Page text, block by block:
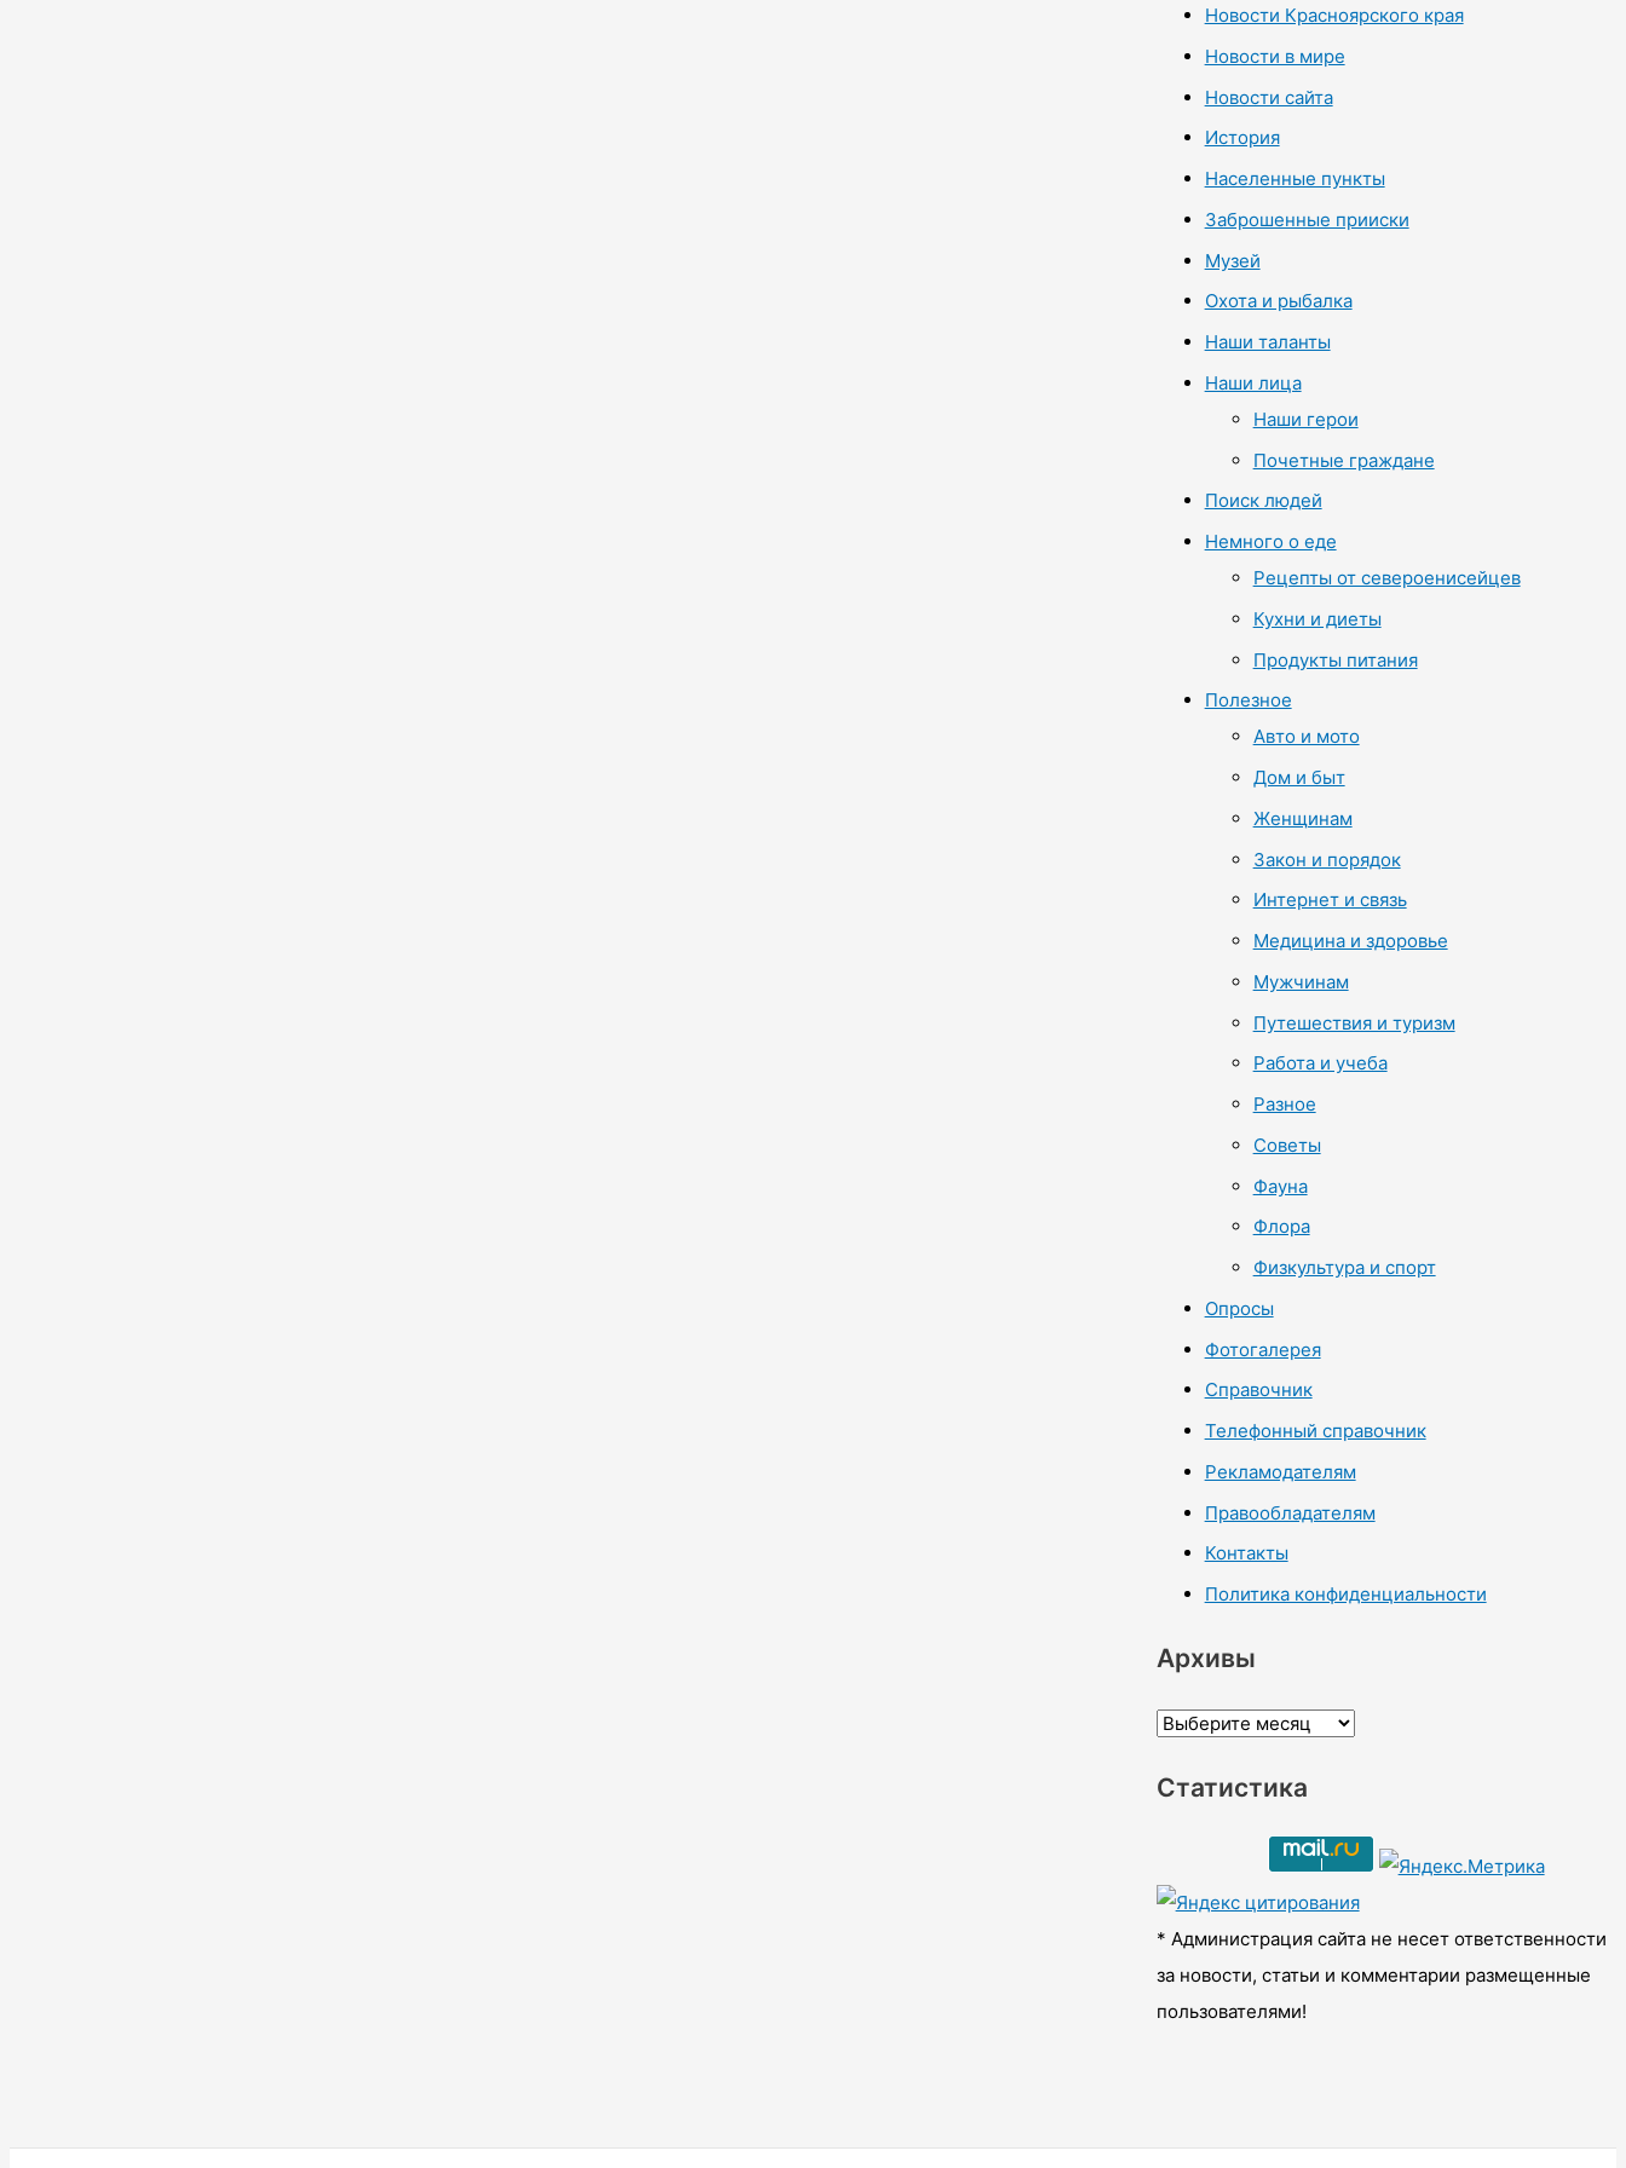
Новости Красноярского края
Новости в мире
Новости сайта
История
Населенные пункты
Заброшенные прииски
Музей
Охота и рыбалка
Наши таланты
Наши лица
Наши герои
Почетные граждане
Поиск людей
Немного о еде
Рецепты от североенисейцев
Кухни и диеты
Продукты питания
Полезное
Авто и мото
Дом и быт
Женщинам
Закон и порядок
Интернет и связь
Медицина и здоровье
Мужчинам
Путешествия и туризм
Работа и учеба
Разное
Советы
Фауна
Флора
Физкультура и спорт
Опросы
Фотогалерея
Справочник
Телефонный справочник
Рекламодателям
Правообладателям
Контакты
Политика конфиденциальности
Архивы
А
х
ы
Статистика
* Администрация сайта не несет ответственности
за новости, статьи и комментарии размещенные
пользователями!